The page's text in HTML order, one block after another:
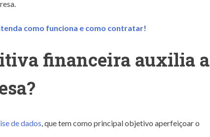
como funciona e como contratar!
financeira auxilia a
de dados , que tem como principal objetivo aperfeiçoar o